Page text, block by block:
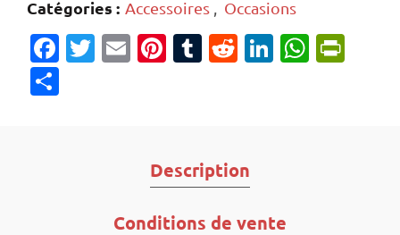
Catégories : Accessoires Occasions
Facebook
Twitter
EmailPinterest
Tumblr
Reddit
LinkedIn
Description
Conditions de vente